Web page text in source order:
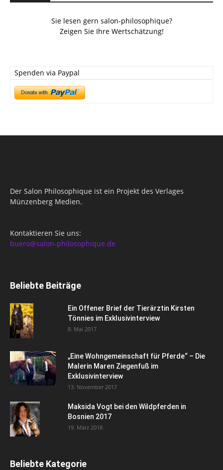
Sie lesen gern salon-philosophique?
Zeigen Sie Ihre Wertschätzung!
Spenden via Paypal
Der Salon Philosophique ist ein Projekt des Verlages
Münzenberg Medien.
Kontaktieren Sie uns:
buero@salon-philosophique.de
Beliebte Beiträge
Ein Offener Brief der Tierärztin Kirsten
Tönnies im Exklusivinterview
8. Mai 2017
„Eine Wohngemeinschaft für Pferde“ – Die
Malerin Maren Ziegenfuß im
Exklusivinterview
13. November 2017
Maksida Vogt bei den Wildpferden in
Bosnien 2017
19. März 2018
Beliebte Kategorie